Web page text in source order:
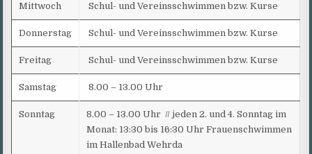
Mittwoch Schul- und Vereinsschwimmen bzw. Kurse
Donnerstag Schul- und Vereinsschwimmen bzw. Kurse
Freitag Schul- und Vereinsschwimmen bzw. Kurse
Samstag 8.00 – 13.00 Uhr
Sonntag
8.00 – 13.00 Uhr // jeden 2. und 4. Sonntag im
Monat: 13:30 bis 16:30 Uhr Frauenschwimmen
im Hallenbad Wehrda